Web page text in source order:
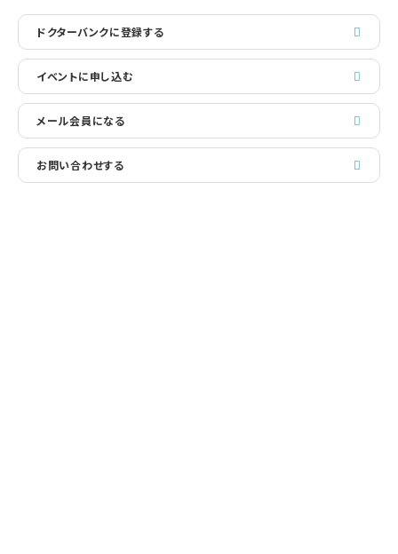
ドクターバンクに登録する
イベントに申し込む
メール会員になる
お問い合わせする